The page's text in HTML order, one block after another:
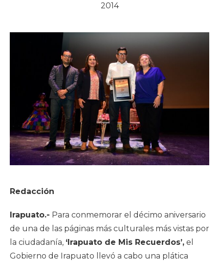
2014
Redacción
Irapuato.- Para conmemorar el décimo aniversario
de una de las páginas más culturales más vistas por
la ciudadanía, ‘Irapuato de Mis Recuerdos’, el
Gobierno de Irapuato llevó a cabo una plática